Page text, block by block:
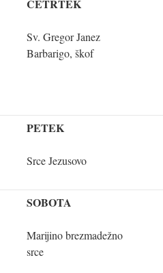
ČETRTEK
Sv. Gregor Janez
Barbarigo, škof
PETEK
Srce Jezusovo
SOBOTA
Marijino brezmadežno
srce